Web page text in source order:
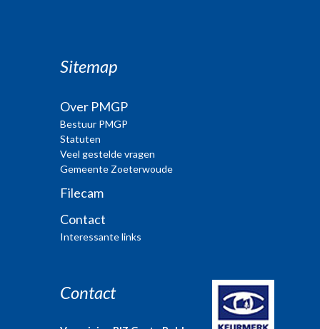
Sitemap
Over PMGP
Bestuur PMGP
Statuten
Veel gestelde vragen
Gemeente Zoeterwoude
Filecam
Contact
Interessante links
Contact